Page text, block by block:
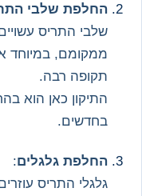
החלפת שלבי
שלבי התריס
ממקומם, במיוחד
תקופה רבה.
התיקון כאן הוא
בחדשים.
החלפת גלגלים:
גלגלי התריס